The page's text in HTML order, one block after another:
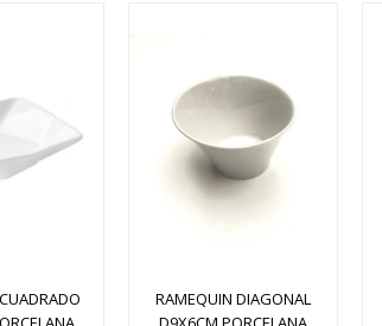
RAMEQUIN DIAGONAL